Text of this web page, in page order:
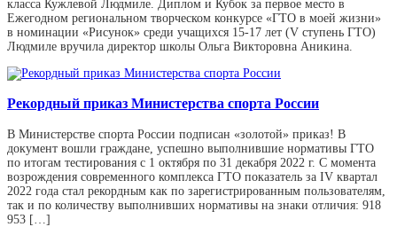
класса Кужлевой Людмиле. Диплом и Кубок за первое место в
Ежегодном региональном творческом конкурсе «ГТО в моей жизни»
в номинации «Рисунок» среди учащихся 15-17 лет (V ступень ГТО)
Людмиле вручила директор школы Ольга Викторовна Аникина.
Рекордный приказ Министерства спорта России
В Министерстве спорта России подписан «золотой» приказ! В
документ вошли граждане, успешно выполнившие нормативы ГТО
по итогам тестирования с 1 октября по 31 декабря 2022 г. С момента
возрождения современного комплекса ГТО показатель за IV квартал
2022 года стал рекордным как по зарегистрированным пользователям,
так и по количеству выполнивших нормативы на знаки отличия: 918
953 […]